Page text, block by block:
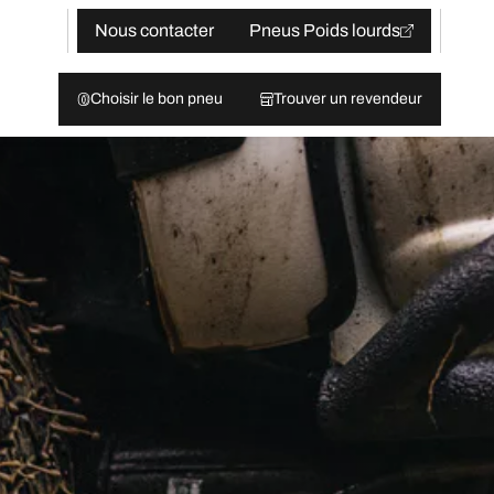
Nous contacter Pneus Poids lourds
Choisir le bon pneu Trouver un revendeur